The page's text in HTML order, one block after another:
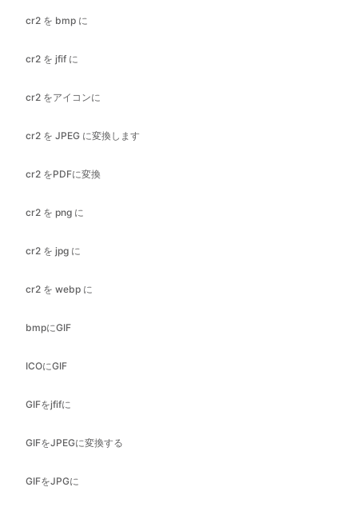
cr2 をアイコンに
cr2 を JPEG に変換します
cr2 をPDFに変換
cr2 を png に
cr2 を jpg に
cr2 を webp に
bmpにGIF
ICOにGIF
GIFをjfifに
GIFをJPEGに変換する
GIFをJPGに
GIFをPDFに変換
GIFをPNGに